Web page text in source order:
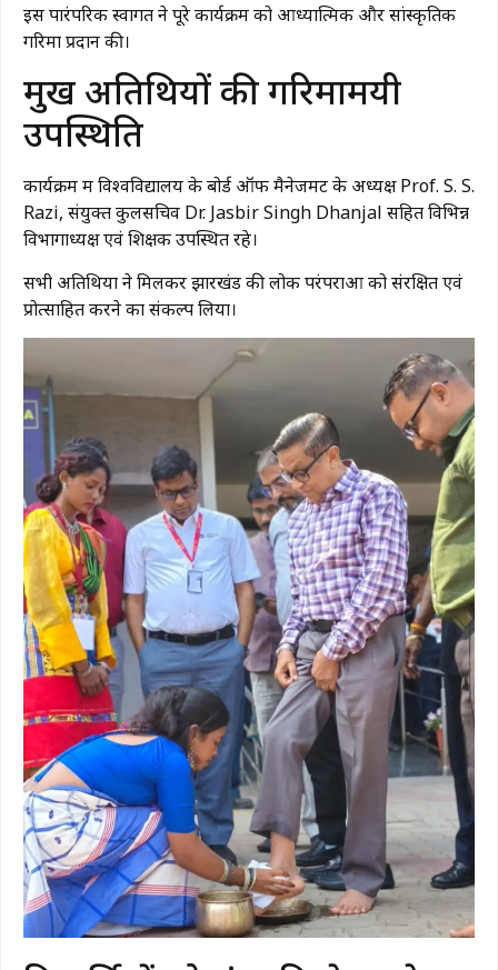
इस पारंपरिक स्वागत ने पूरे कार्यक्रम को आध्यात्मिक और सांस्कृतिक
गरिमा प्रदान की।
प्रमुख अतिथियों की गरिमामयी
उपस्थिति
कार्यक्रम में विश्वविद्यालय के बोर्ड ऑफ मैनेजमेंट के अध्यक्षProf. S. S.
Razi, संयुक्त कुलसचिव Dr. Jasbir Singh Dhanjal सहित विभिन्न
विभागाध्यक्ष एवं शिक्षक उपस्थित रहे।
सभी अतिथियों ने मिलकर झारखंड की लोक परंपराओं को संरक्षित एवं
प्रोत्साहित करने का संकल्प लिया।